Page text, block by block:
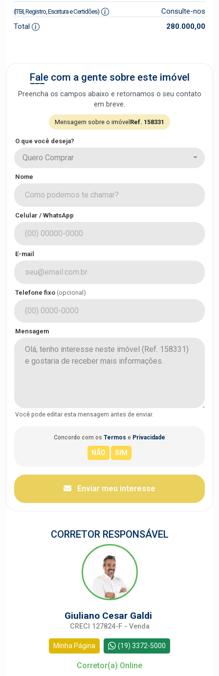
(ITBI, Registro, Escritura e Certidões)
Consulte-nos
Total
280.000,00
Fale com a gente sobre este imóvel
Preencha os campos abaixo e retornamos o seu contato
em breve.
Mensagem sobre o imóvelRef. 158331
O que você deseja?
Quero Comprar
Nome
Celular / WhatsApp
E-mail
Telefone fixo (opcional)
Mensagem
Você pode editar esta mensagem antes de enviar.
Concordo com os Termos e Privacidade
Enviar meu interesse
CORRETOR RESPONSÁVEL
Giuliano Cesar Galdi
CRECI 127824-F - Venda
Minha Página (19) 3372-5000
Corretor(a) Online